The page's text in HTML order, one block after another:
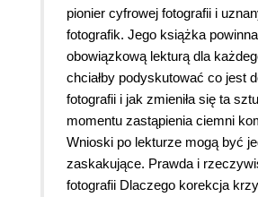
pionier cyfrowej fotografii i
fotografik. Jego książka
obowiązkową lekturą dla
chciałby podyskutować co jest
fotografii i jak zmieniła się ta
momentu zastąpienia ciemni
Wnioski po lekturze mogą być
zaskakujące. Prawda i
fotografii Dlaczego korekcja